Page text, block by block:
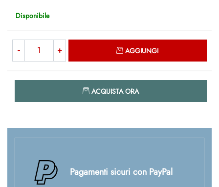
Disponibile
AGGIUNGI
ACQUISTA ORA
Pagamenti sicuri con PayPal